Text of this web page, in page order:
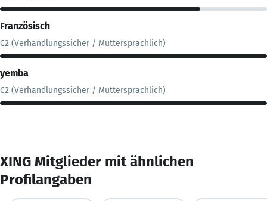
Französisch
C2 (Verhandlungssicher / Muttersprachlich)
yemba
C2 (Verhandlungssicher / Muttersprachlich)
XING Mitglieder mit ähnlichen
Profilangaben